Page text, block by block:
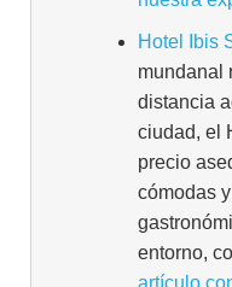
Hotel Ibis
mundanal
distancia
ciudad, el
precio
cómodas
entorno,
artículo